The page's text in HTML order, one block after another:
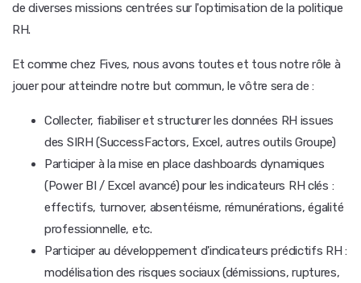
de diverses missions centrées sur l'optimisation de la politique
RH.
Et comme chez Fives, nous avons toutes et tous notre rôle à
jouer pour atteindre notre but commun, le vôtre sera de :
Collecter, fiabiliser et structurer les données RH issues
des SIRH (SuccessFactors, Excel, autres outils Groupe)
Participer à la mise en place dashboards dynamiques
(Power BI / Excel avancé) pour les indicateurs RH clés :
effectifs, turnover, absentéisme, rémunérations, égalité
professionnelle, etc.
Participer au développement d'indicateurs prédictifs RH :
modélisation des risques sociaux (démissions, ruptures,